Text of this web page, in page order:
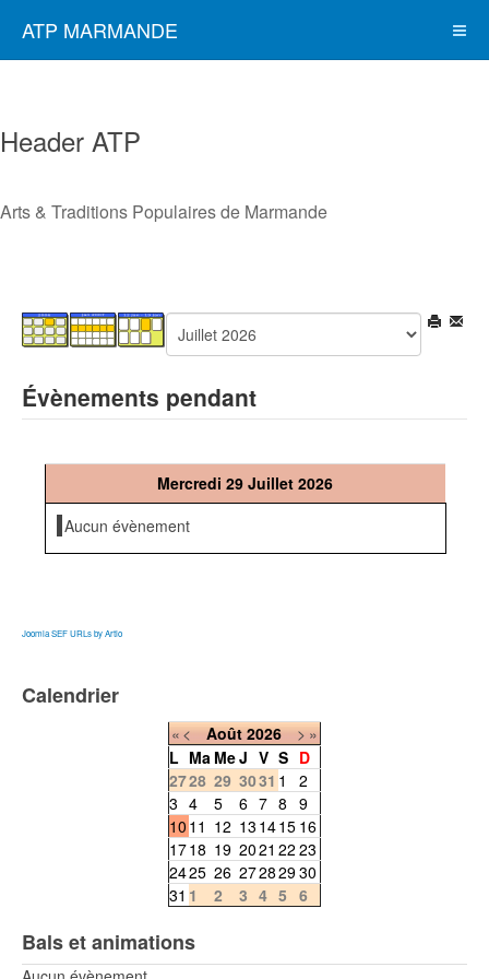
ATP MARMANDE
Header ATP
Arts & Traditions Populaires de Marmande
Évènements pendant
Mercredi 29 Juillet 2026
Aucun évènement
Joomla SEF URLs by Artio
Calendrier
«< Août 2026 >»
L Ma MeJ V S D
2728 29 3031 1
2
3 4 5 6 7 8 9
10 11 12 13 1415 16
1718 19 2021 22 23
2425 26 27282930
31 1 2 3 4 5 6
Bals et animations